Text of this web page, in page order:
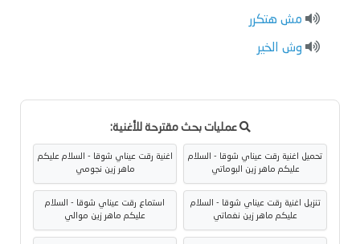
مش هتكرر
وش الخير
عمليات بحث مقترحة للأغنية:
تحميل اغنية رقت عيناي شوقا - السلام
عليكم ماهر زين البوماتي
اغنية رقت عيناي شوقا - السلام عليكم
ماهر زين نجومي
تنزيل اغنية رقت عيناي شوقا - السلام
عليكم ماهر زين نغماتي
استماع رقت عيناي شوقا - السلام
عليكم ماهر زين موالي